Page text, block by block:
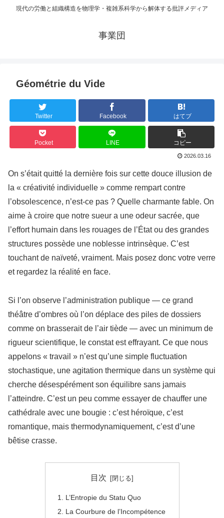
現代の労働と組織構造を物理学・複雑系科学から解体する批評メディア
事業団
Géométrie du Vide
Twitter Facebook はてブ
Pocket LINE コピー
2026.03.16
On s’était quitté la dernière fois sur cette douce illusion de
la « créativité individuelle » comme rempart contre
l’obsolescence, n’est-ce pas ? Quelle charmante fable. On
aime à croire que notre sueur a une odeur sacrée, que
l’effort humain dans les rouages de l’État ou des grandes
structures possède une noblesse intrinsèque. C’est
touchant de naïveté, vraiment. Mais posez donc votre verre
et regardez la réalité en face.
Si l’on observe l’administration publique — ce grand
théâtre d’ombres où l’on déplace des piles de dossiers
comme on brasserait de l’air tiède — avec un minimum de
rigueur scientifique, le constat est effrayant. Ce que nous
appelons « travail » n’est qu’une simple fluctuation
stochastique, une agitation thermique dans un système qui
cherche désespérément son équilibre sans jamais
l’atteindre. C’est un peu comme essayer de chauffer une
cathédrale avec une bougie : c’est héroïque, c’est
romantique, mais thermodynamiquement, c’est d’une
bêtise crasse.
目次
L’Entropie du Statu Quo
La Courbure de l’Incompétence